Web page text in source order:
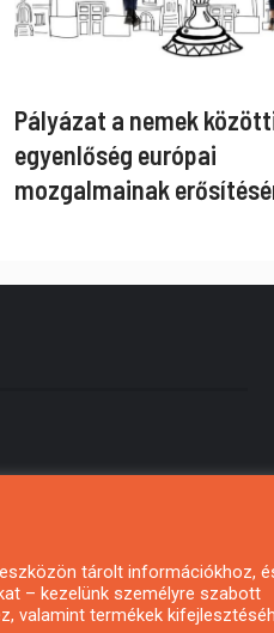
Pályázat a nemek
egyenlőség európai
mozgalmainak
tárolt információkhoz,
– kezelünk személyre szabott
valamint termékek